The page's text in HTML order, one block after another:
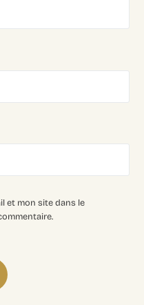
et mon site dans le